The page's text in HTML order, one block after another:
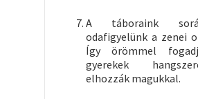
A táboraink
odafigyelünk a zenei
Így örömmel
gyerekek
elhozzák magukkal.